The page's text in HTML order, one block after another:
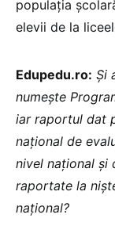
populația
elevii de la
Edupedu.ro: Și
numește
iar raportul dat
național de
nivel național și
raportate la
național?